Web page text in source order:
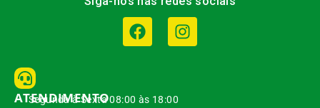
ATENDIMENTO
Segunda à Sexta 08:00 às 18:00